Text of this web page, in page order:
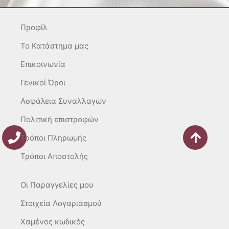
g
a
m
o
k
-
k
Προφίλ
To Κατάστημα μας
Επικοινωνία
Γενικοί Όροι
Ασφάλεια Συναλλαγών
Πολιτική επιστροφών
Τρόποι Πληρωμής
Τρόποι Αποστολής
Οι Παραγγελίες μου
Στοιχεία Λογαριασμού
Χαμένος κωδικός